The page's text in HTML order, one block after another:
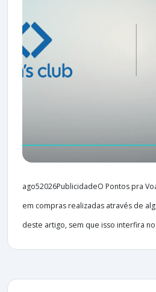
ago52026PublicidadeO Pontos pra
em compras realizadas através de
deste artigo, sem que isso interfira